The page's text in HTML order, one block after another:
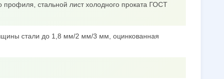
профиля, стальной лист холодного проката ГОСТ
стали до 1,8 мм/2 мм/3 мм, оцинкованная